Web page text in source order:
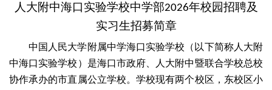
人大附中海口实验学校中学部2026年校园招聘及
实习生招募简章
中国人民大学附属中学海口实验学校（以下简称人大附
中海口实验学校）是海口市政府、人大附中暨联合学校总校
协作承办的市直属公立学校。学校现有两个校区，东校区小